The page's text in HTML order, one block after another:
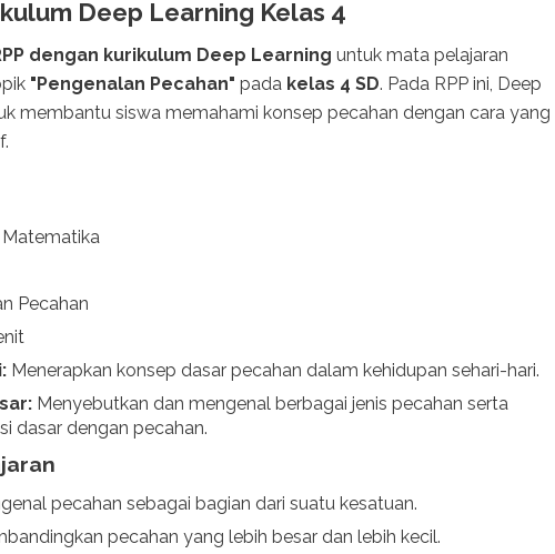
Deep Learning Kelas 4
dengan kurikulum Deep Learning untuk mata pelajaran
"Pengenalan Pecahan" pada kelas 4 SD. Pada RPP ini, Deep
membantu siswa memahami konsep pecahan dengan cara yang
Matematika
Pecahan
Menerapkan konsep dasar pecahan dalam kehidupan sehari-hari.
Menyebutkan dan mengenal berbagai jenis pecahan serta
dasar dengan pecahan.
pecahan sebagai bagian dari suatu kesatuan.
pecahan yang lebih besar dan lebih kecil.